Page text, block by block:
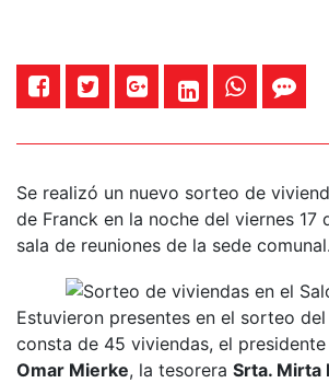
Se realizó un nuevo sorteo de
de Franck en la noche del viernes 17
sala de reuniones de la sede comunal.
Estuvieron presentes en el sorteo del
consta de 45 viviendas, el
Omar Mierke, la tesorera Srta. Mirta